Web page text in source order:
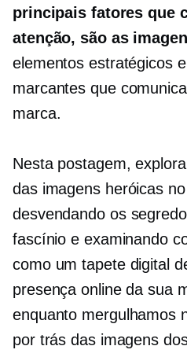
principais fatores que
atenção, são as
elementos estratégicos
marcantes que
marca.
Nesta postagem,
das imagens heróicas
desvendando os
fascínio e examinando
como um tapete digital
presença online da sua
enquanto mergulhamos
por trás das imagens